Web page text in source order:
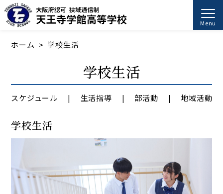
Menu
ホーム 学校生活
学校生活
スケジュール 生活指導 部活動 地域活動
学校生活